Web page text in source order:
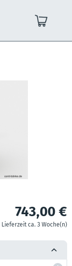
743,00 €
Lieferzeit ca. 3 Woche(n)